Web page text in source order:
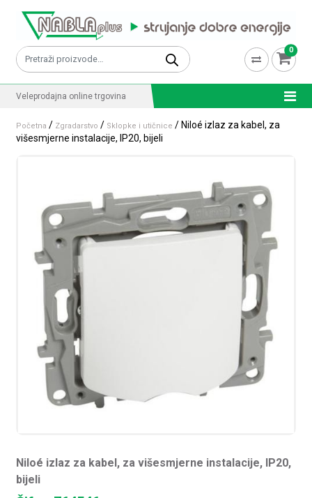
Pretraži: 0
Veleprodajna online trgovina
Početna / Zgradarstvo / Sklopke i utičnice / Niloé izlaz za kabel, za
višesmjerne instalacije, IP20, bijeli
Niloé izlaz za kabel, za višesmjerne instalacije, IP20,
bijeli